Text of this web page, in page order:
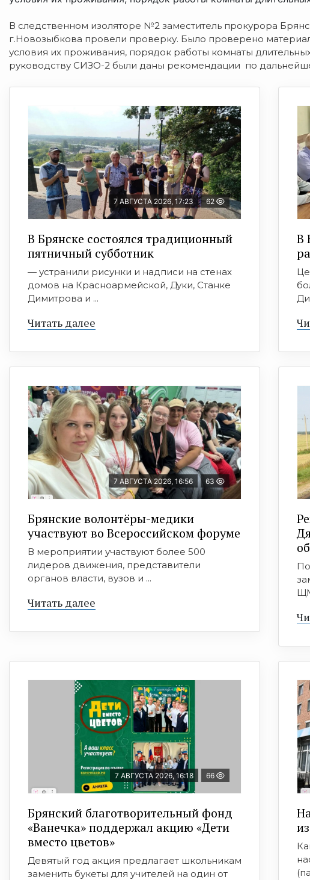
В следственном изоляторе №2 заместитель прокурора
г.Новозыбкова провели проверку. Было проверено
условия их проживания, порядок работы комнаты
руководству СИЗО-2 были даны рекомендации по
7 АВГУСТА 2026, 17:23 62
В Брянске состоялся традиционный
пятничный субботник
— устранили рисунки и надписи на стенах
домов на Красноармейской, Дуки, Станке
Димитрова и ...
Читать далее
В
7 АВГУСТА 2026, 16:56 63
Брянские волонтёры-медики
участвуют во Всероссийском форуме
В мероприятии участвуют более 500
лидеров движения, представители
органов власти, вузов и ...
Читать далее
7 АВГУСТА 2026, 16:18 66
Брянский благотворительный фонд
«Ванечка» поддержал акцию «Дети
вместо цветов»
Девятый год акция предлагает школьникам
заменить букеты для учителей на один от